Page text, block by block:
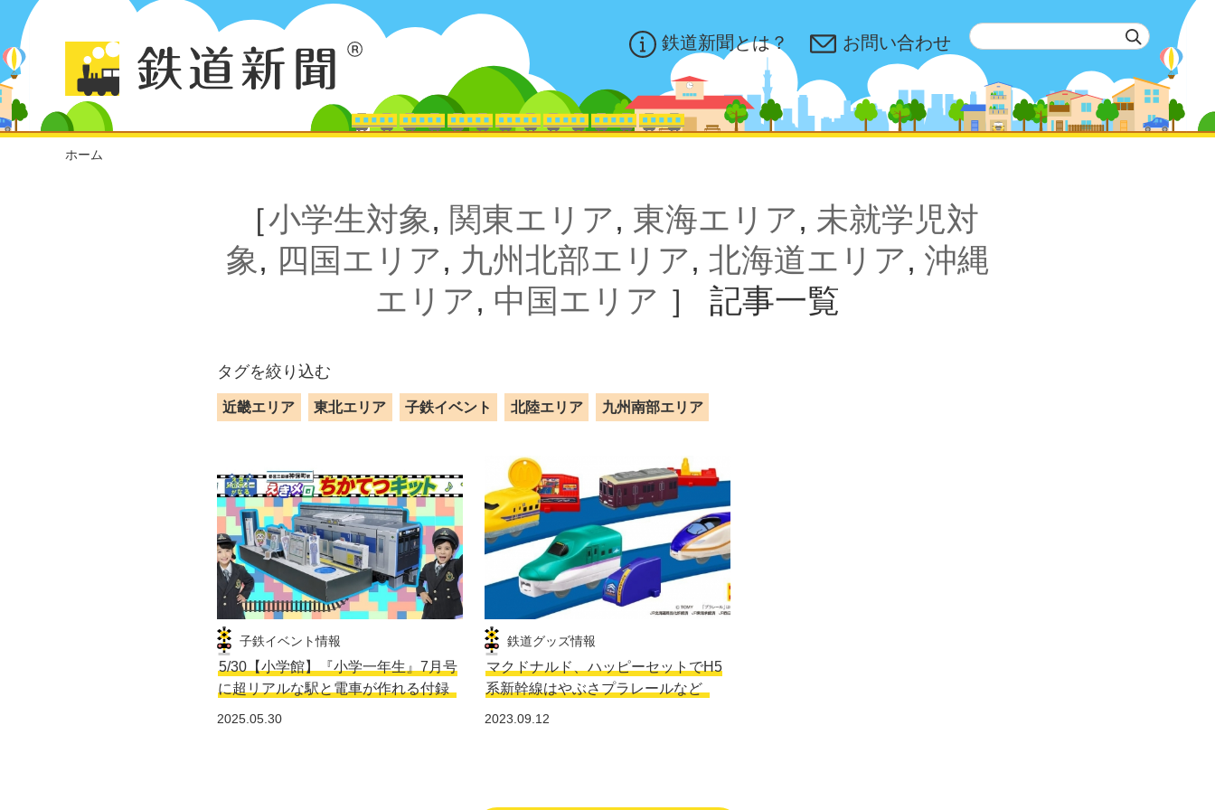
鉄道新聞とは？ お問い合わせ
ホーム
［小学生対象, 関東エリア, 東海エリア, 未就学児対
象, 四国エリア, 九州北部エリア, 北海道エリア, 沖縄
エリア, 中国エリア ］ 記事一覧
タグを絞り込む
近畿エリア 東北エリア 子鉄イベント 北陸エリア 九州南部エリア
子鉄イベント情報
5/30【小学館】『小学一年生』7月号
に超リアルな駅と電車が作れる付録
2025.05.30
鉄道グッズ情報
マクドナルド、ハッピーセットでH5
系新幹線はやぶさプラレールなど
2023.09.12